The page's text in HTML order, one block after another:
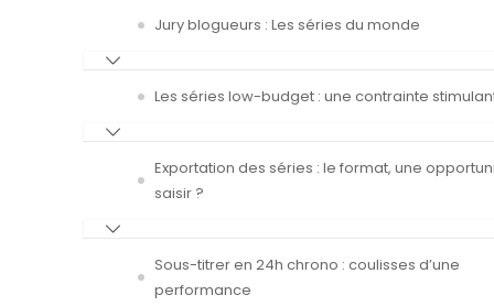
Jury blogueurs : Les séries du monde
Les séries low-budget : une contrainte
Exportation des séries : le format, une
saisir ?
Sous-titrer en 24h chrono : coulisses d’une
performance